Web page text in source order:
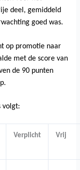
deel, gemiddeld
goed was.
op promotie naar
met de score van
de 90 punten
volgt:
Verplicht Vrij